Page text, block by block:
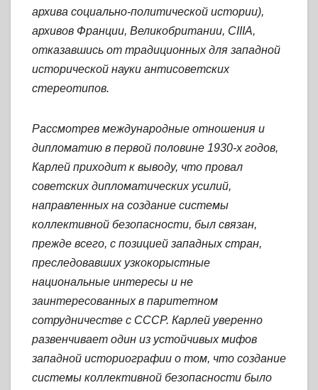
архива социально-политической истории),
архивов Франции, Великобритании, CIIIA,
отказавшись от традиционных для западной
исторической науки антисоветских
стереотипов.
Рассмотрев международные отношения и
дипломатию в первой половине 1930-х годов,
Карлей приходит к выводу, что провал
советских дипломатических усилий,
направленных на создание системы
коллективной безопасности, был связан,
прежде всего, с позицией западных стран,
преследовавших узкокорыстные
национальные интересы и не
заинтересованных в паритетном
сотрудничестве с СССР. Карлей уверенно
развенчивает один из устойчивых мифов
западной историографии о том, что создание
системы коллективной безопасности было